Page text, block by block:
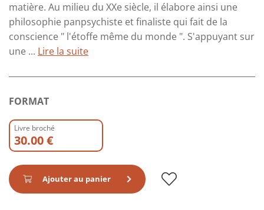
matière. Au milieu du XXe siècle, il élabore ainsi une
philosophie panpsychiste et finaliste qui fait de la
conscience " l'étoffe même du monde ". S'appuyant sur
une ... Lire la suite
FORMAT
Livre broché
30.00 €
Ajouter au panier